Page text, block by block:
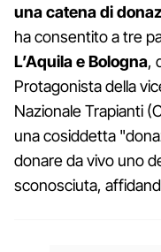
una catena di
ha consentito a tre
L’Aquila e Bologna,
Protagonista della
Nazionale Trapianti
una cosiddetta
donare da vivo uno
sconosciuta,